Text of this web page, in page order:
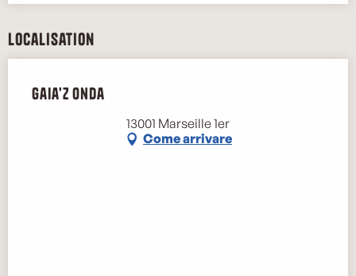
Localisation
Gaia'Z Onda
13001 Marseille 1er
Come arrivare